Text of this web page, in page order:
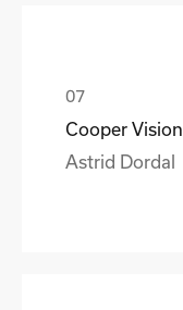
Cooper Vision
Astrid Dordal